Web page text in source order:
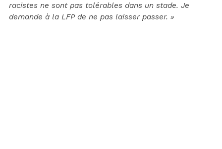
racistes ne sont pas tolérables dans un stade. Je
demande à la LFP de ne pas laisser passer. »